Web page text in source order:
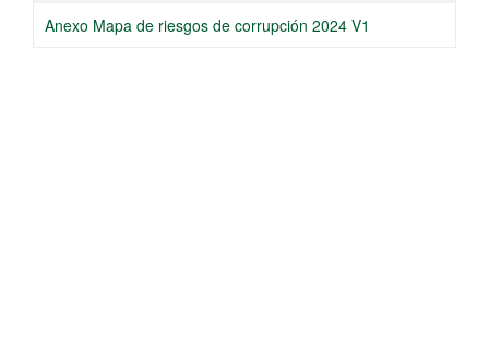
Anexo Mapa de riesgos de corrupción 2024 V1​